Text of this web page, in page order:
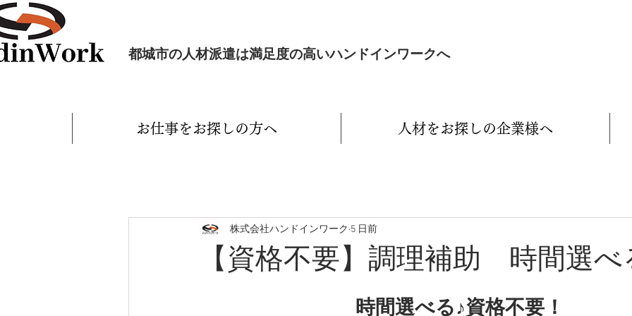
都城市の人材派遣は満足度の高いハンドインワークへ
お仕事をお探しの方へ 人材をお探しの企業様へ
【資格不要】調理補助 時間選べ
株式会社ハンドインワーク 5 日前
時間選べる♪資格不要！